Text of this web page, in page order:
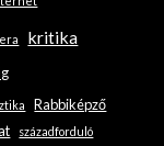
kritika
Rabbiképző
századforduló